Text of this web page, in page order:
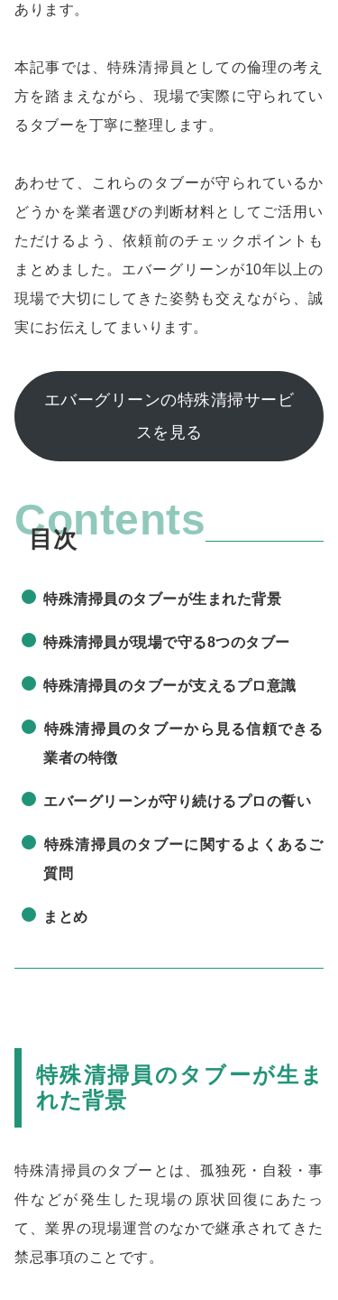
あります。
本記事では、特殊清掃員としての倫理の考え
方を踏まえながら、現場で実際に守られてい
るタブーを丁寧に整理します。
あわせて、これらのタブーが守られているか
どうかを業者選びの判断材料としてご活用い
ただけるよう、依頼前のチェックポイントも
まとめました。エバーグリーンが10年以上の
現場で大切にしてきた姿勢も交えながら、誠
実にお伝えしてまいります。
エバーグリーンの特殊清掃サービ
スを見る
Contents
特殊清掃員のタブーが生まれた背景
特殊清掃員が現場で守る8つのタブー
特殊清掃員のタブーが支えるプロ意識
特殊清掃員のタブーから見る信頼できる
業者の特徴
エバーグリーンが守り続けるプロの誓い
特殊清掃員のタブーに関するよくあるご
質問
まとめ
特殊清掃員のタブーが生ま
れた背景
特殊清掃員のタブーとは、孤独死・自殺・事
件などが発生した現場の原状回復にあたっ
て、業界の現場運営のなかで継承されてきた
禁忌事項のことです。